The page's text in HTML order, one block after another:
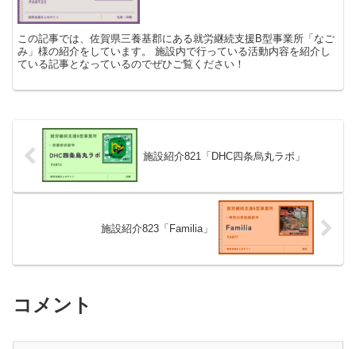
この記事では、佐賀県三養基郡にある就労継続支援B型事業所「なご
み」様の紹介をしています。 施設内で行っている活動内容を紹介し
ている記事となっているのでぜひご覧ください！
施設紹介821「DHC四条烏丸ラボ」
施設紹介823「Familia」
コメント